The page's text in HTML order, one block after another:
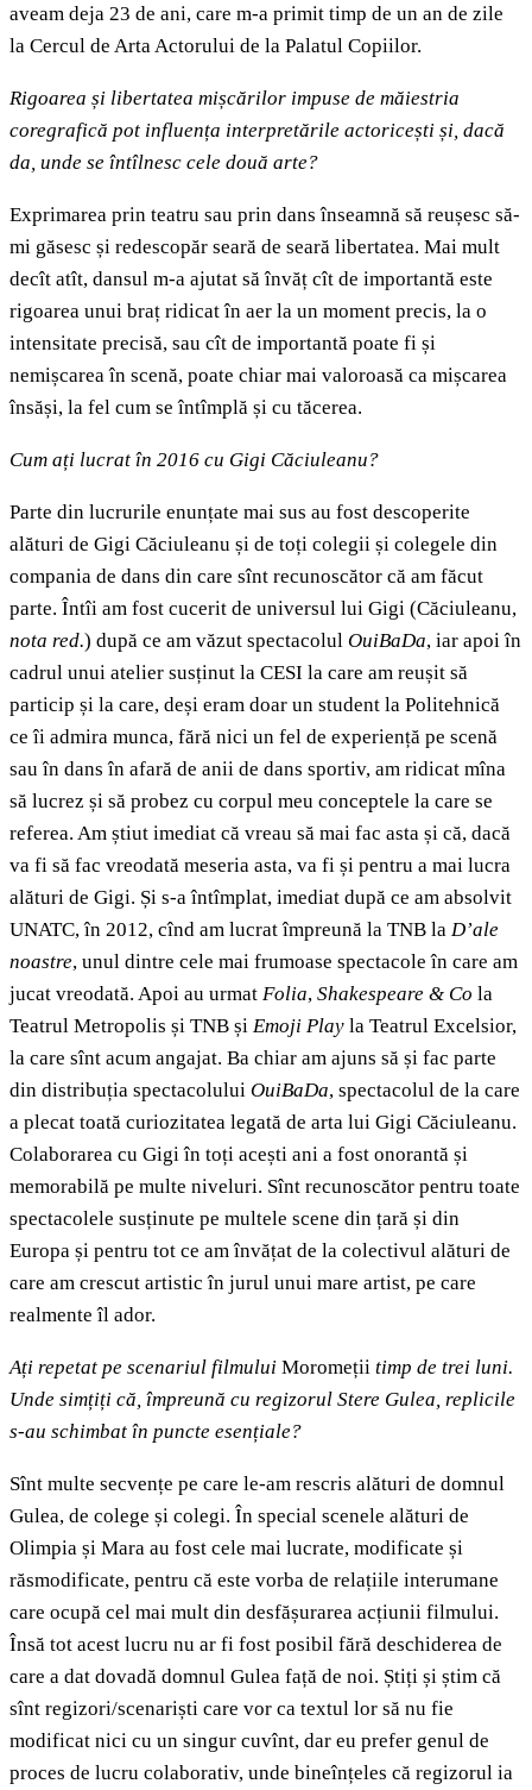
aveam deja 23 de ani, care m-a primit timp de un an de zile
la Cercul de Arta Actorului de la Palatul Copiilor.
Rigoarea și libertatea mișcărilor impuse de măiestria
coregrafică pot influența interpretările actoricești și, dacă
da, unde se întîlnesc cele două arte?
Exprimarea prin teatru sau prin dans înseamnă să reușesc să-
mi găsesc și redescopăr seară de seară libertatea. Mai mult
decît atît, dansul m-a ajutat să învăț cît de importantă este
rigoarea unui braț ridicat în aer la un moment precis, la o
intensitate precisă, sau cît de importantă poate fi și
nemișcarea în scenă, poate chiar mai valoroasă ca mișcarea
însăși, la fel cum se întîmplă și cu tăcerea.
Cum ați lucrat în 2016 cu Gigi Căciuleanu?
Parte din lucrurile enunțate mai sus au fost descoperite
alături de Gigi Căciuleanu și de toți colegii și colegele din
compania de dans din care sînt recunoscător că am făcut
parte. Întîi am fost cucerit de universul lui Gigi (Căciuleanu,
nota red.) după ce am văzut spectacolul OuiBaDa, iar apoi în
cadrul unui atelier susținut la CESI la care am reușit să
particip și la care, deși eram doar un student la Politehnică
ce îi admira munca, fără nici un fel de experiență pe scenă
sau în dans în afară de anii de dans sportiv, am ridicat mîna
să lucrez și să probez cu corpul meu conceptele la care se
referea. Am știut imediat că vreau să mai fac asta și că, dacă
va fi să fac vreodată meseria asta, va fi și pentru a mai lucra
alături de Gigi. Și s-a întîmplat, imediat după ce am absolvit
UNATC, în 2012, cînd am lucrat împreună la TNB la D’ale
noastre, unul dintre cele mai frumoase spectacole în care am
jucat vreodată. Apoi au urmat Folia, Shakespeare & Co la
Teatrul Metropolis și TNB și Emoji Play la Teatrul Excelsior,
la care sînt acum angajat. Ba chiar am ajuns să și fac parte
din distribuția spectacolului OuiBaDa, spectacolul de la care
a plecat toată curiozitatea legată de arta lui Gigi Căciuleanu.
Colaborarea cu Gigi în toți acești ani a fost onorantă și
memorabilă pe multe niveluri. Sînt recunoscător pentru toate
spectacolele susținute pe multele scene din țară și din
Europa și pentru tot ce am învățat de la colectivul alături de
care am crescut artistic în jurul unui mare artist, pe care
realmente îl ador.
Ați repetat pe scenariul filmului Moromeții timp de trei luni.
Unde simțiți că, împreună cu regizorul Stere Gulea, replicile
s-au schimbat în puncte esențiale?
Sînt multe secvențe pe care le-am rescris alături de domnul
Gulea, de colege și colegi. În special scenele alături de
Olimpia și Mara au fost cele mai lucrate, modificate și
răsmodificate, pentru că este vorba de relațiile interumane
care ocupă cel mai mult din desfășurarea acțiunii filmului.
Însă tot acest lucru nu ar fi fost posibil fără deschiderea de
care a dat dovadă domnul Gulea față de noi. Știți și știm că
sînt regizori/scenariști care vor ca textul lor să nu fie
modificat nici cu un singur cuvînt, dar eu prefer genul de
proces de lucru colaborativ, unde bineînțeles că regizorul ia